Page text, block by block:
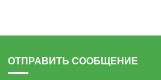
ОТПРАВИТЬ СООБЩЕНИЕ